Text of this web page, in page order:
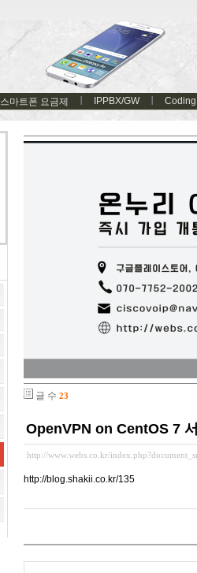
스마트폰 요금제 IPPBX/GW Coding
글 수 23
OpenVPN on CentOS 7
http://www.webs.co.kr/
http://blog.shakii.co.kr/135